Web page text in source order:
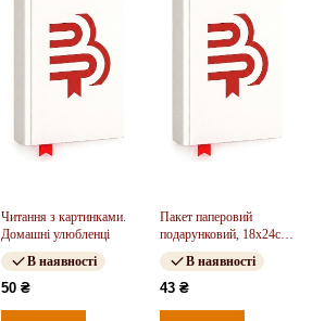
Читання з картинками.
Домашні улюбленці
В наявності
50 ₴
Пакет паперовий
подарунковий, 18х24см,
CR
В наявності
43 ₴